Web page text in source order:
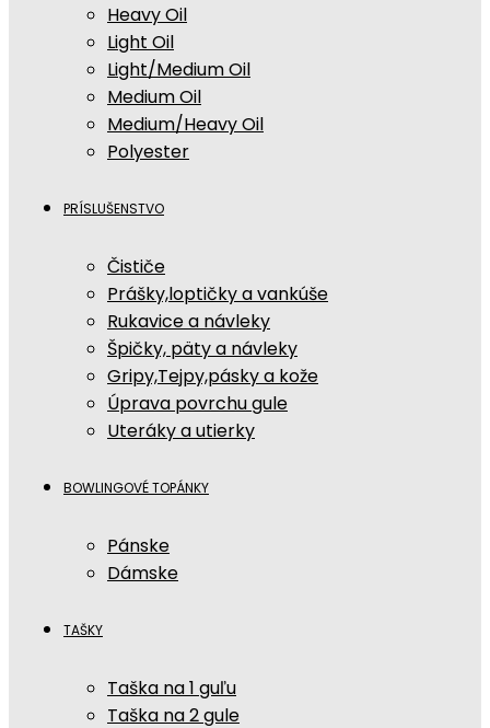
Heavy Oil
Light Oil
Light/Medium Oil
Medium Oil
Medium/Heavy Oil
Polyester
PRÍSLUŠENSTVO
Čističe
Prášky,loptičky a vankúše
Rukavice a návleky
Špičky, päty a návleky
Gripy,Tejpy,pásky a kože
Úprava povrchu gule
Uteráky a utierky
BOWLINGOVÉ TOPÁNKY
Pánske
Dámske
TAŠKY
Taška na 1 guľu
Taška na 2 gule